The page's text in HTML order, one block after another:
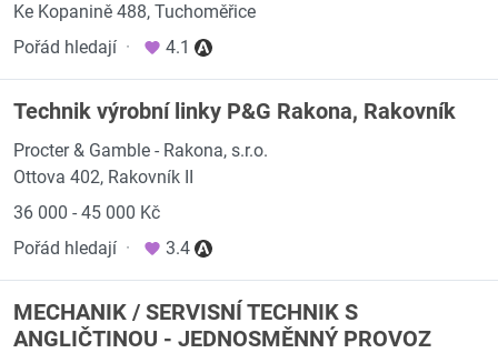
Ke Kopanině 488, Tuchoměřice
Pořád hledají · 4.1
Technik výrobní linky P&G Rakona, Rakovník
Procter & Gamble - Rakona, s.r.o.
Ottova 402, Rakovník II
36 000 - 45 000 Kč
Pořád hledají · 3.4
MECHANIK / SERVISNÍ TECHNIK S
ANGLIČTINOU - JEDNOSMĚNNÝ PROVOZ